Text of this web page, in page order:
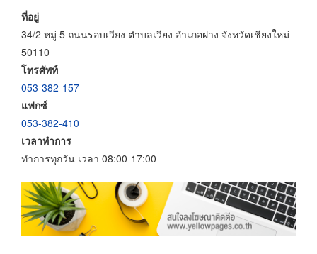
ที่อยู่
34/2 หมู่ 5 ถนนรอบเวียง ตำบลเวียง อำเภอฝาง จังหวัดเชียงใหม่
50110
โทรศัพท์
053-382-157
แฟกซ์
053-382-410
เวลาทำการ
ทำการทุกวัน เวลา 08:00-17:00